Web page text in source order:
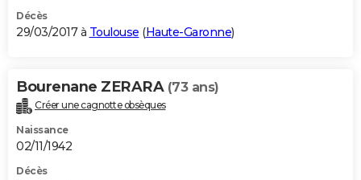
Décès
29/03/2017 à Toulouse (Haute-Garonne)
Bourenane ZERARA (73 ans)
Créer une cagnotte obsèques
Naissance
02/11/1942
Décès